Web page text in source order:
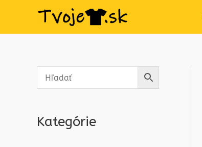
Kategórie